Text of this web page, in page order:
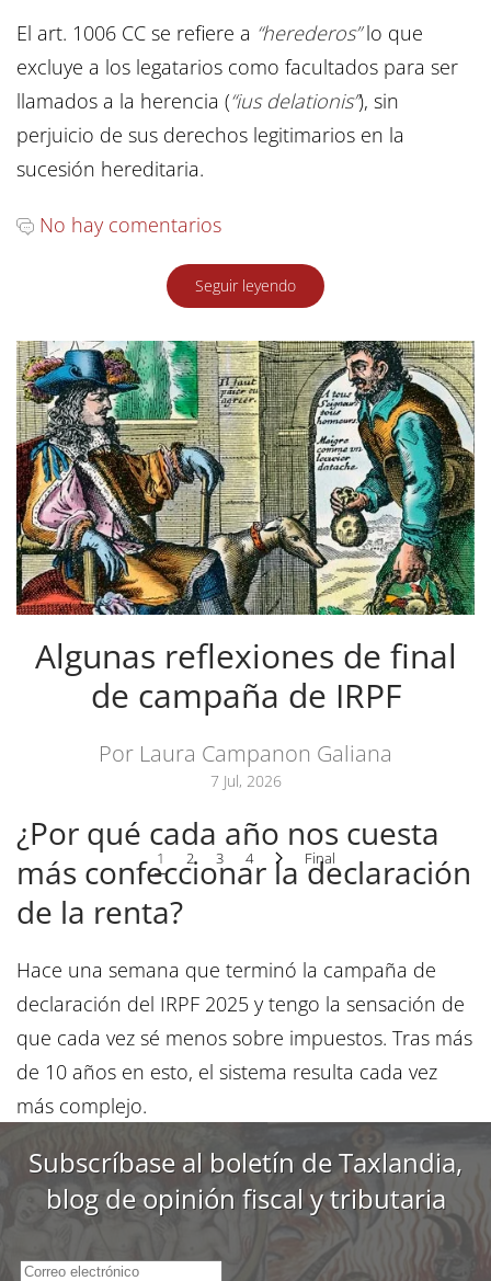
El art. 1006 CC se refiere a “herederos”lo que
excluye a los legatarios como facultados para ser
llamados a la herencia (“ius delationis”), sin
perjuicio de sus derechos legitimarios en la
sucesión hereditaria.
No hay comentarios
Seguir leyendo
Algunas reflexiones de final
de campaña de IRPF
Por Laura Campanon Galiana
7 Jul, 2026
¿Por qué cada año nos cuesta
más confeccionar la declaración
de la renta?
Hace una semana que terminó la campaña de
declaración del IRPF 2025 y tengo la sensación de
que cada vez sé menos sobre impuestos. Tras más
de 10 años en esto, el sistema resulta cada vez
más complejo.
Es cierto que contamos con herramientas de gran
utilidad confeccionadas por la Administración
tributaria para “facilitar” la cumplimentación de las
autoliquidaciones del IRPF.
1 2 3 4 Final
Subscríbase al boletín de Taxlandia,
blog de opinión fiscal y tributaria